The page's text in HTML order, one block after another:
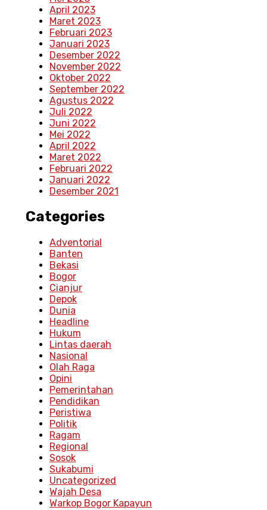
April 2023
Maret 2023
Februari 2023
Januari 2023
Desember 2022
November 2022
Oktober 2022
September 2022
Agustus 2022
Juli 2022
Juni 2022
Mei 2022
April 2022
Maret 2022
Februari 2022
Januari 2022
Desember 2021
Categories
Adventorial
Banten
Bekasi
Bogor
Cianjur
Depok
Dunia
Headline
Hukum
Lintas daerah
Nasional
Olah Raga
Opini
Pemerintahan
Pendidikan
Peristiwa
Politik
Ragam
Regional
Sosok
Sukabumi
Uncategorized
Wajah Desa
Warkop Bogor Kapayun